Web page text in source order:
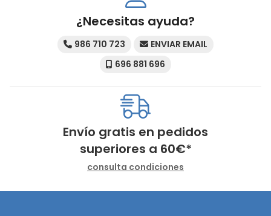
¿Necesitas ayuda?
986 710 723
ENVIAR EMAIL
696 881 696
Envío gratis en pedidos
superiores a 60€*
consulta condiciones